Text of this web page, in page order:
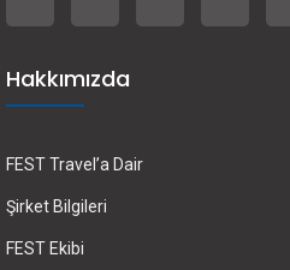
Hakkımızda
FEST Travel’a Dair
Şirket Bilgileri
FEST Ekibi